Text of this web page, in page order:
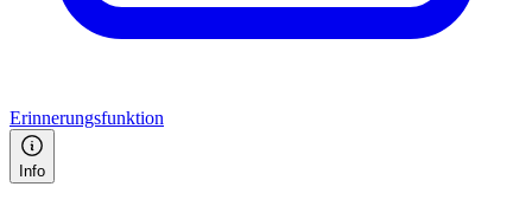
Erinnerungsfunktion
Info